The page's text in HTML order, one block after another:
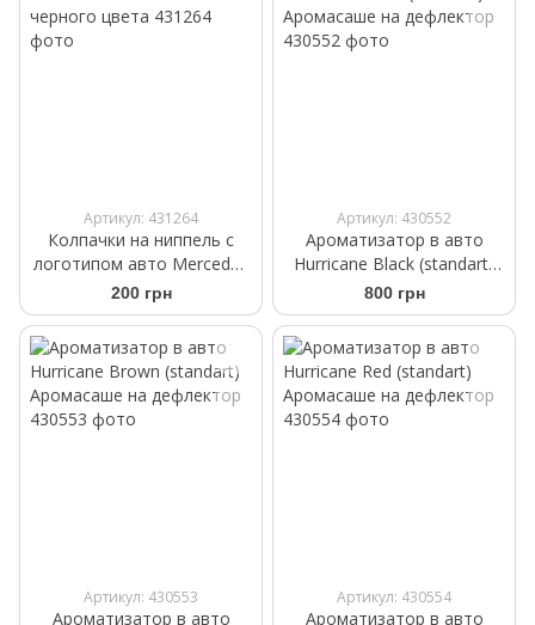
Артикул: 431264
Колпачки на ниппель с
логотипом авто Mercedes
черного цвета
200 грн
Артикул: 430552
Ароматизатор в авто
Hurricane Black (standart)
Аромасаше на дефлектор
800 грн
Артикул: 430553
Ароматизатор в авто
Артикул: 430554
Ароматизатор в авто